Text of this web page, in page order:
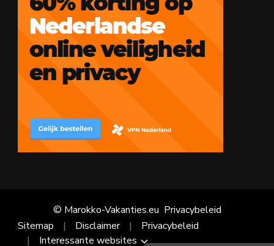
© Marokko-Vakanties.eu Privacybeleid
Sitemap
Disclaimer
Privacybeleid
Interessante websites